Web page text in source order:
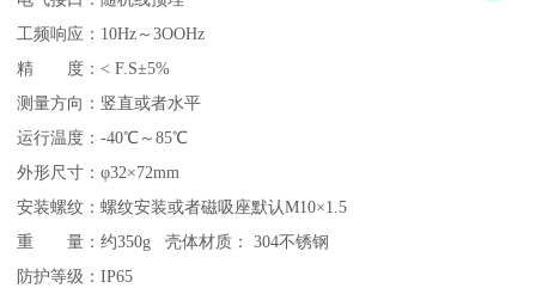
工频响应：10Hz～3OOHz
精 度：< F.S±5%
测量方向：竖直或者水平
运行温度：-40℃～85℃
外形尺寸：φ32×72mm
安装螺纹：螺纹安装或者磁吸座默认M10×1.5
重 量：约350g 壳体材质： 304不锈钢
防护等级：IP65